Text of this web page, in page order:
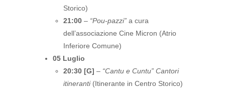
Storico)
21:00 – “Pou-pazzi” a cura
dell’associazione Cine Micron (Atrio
Inferiore Comune)
05 Luglio
20:30 [G] – “Cantu e Cuntu” Cantori
itineranti(Itinerante in Centro Storico)